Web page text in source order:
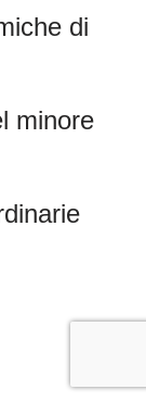
di
minore